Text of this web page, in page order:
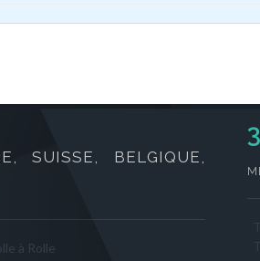
SUISSE, BELGIQUE,
à Rolle